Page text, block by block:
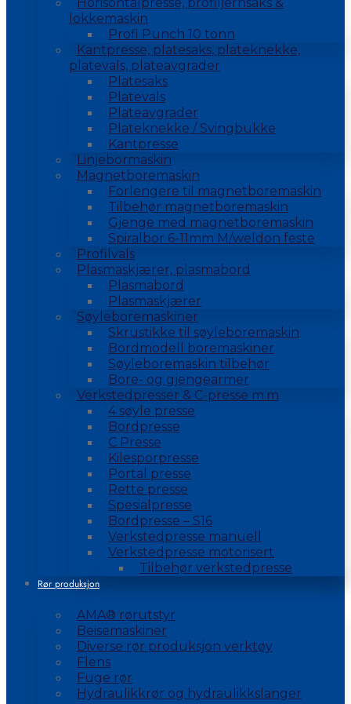
lokkemaskin
Profi Punch 10 tonn
Kantpresse, platesaks, plateknekke,
platevals, plateavgrader
Platesaks
Platevals
Plateavgrader
Plateknekke / Svingbukke
Kantpresse
Linjebormaskin
Magnetboremaskin
Forlengere til magnetboremaskin
Tilbehør magnetboremaskin
Gjenge med magnetboremaskin
Spiralbor 6-11mm M/weldon feste
Profilvals
Plasmaskjærer, plasmabord
Plasmabord
Plasmaskjærer
Søyleboremaskiner
Skrustikke til søyleboremaskin
Bordmodell boremaskiner
Søyleboremaskin tilbehør
Bore- og gjengearmer
Verkstedpresser & C-presse m.m
4 søyle presse
Bordpresse
C Presse
Kilesporpresse
Portal presse
Rette presse
Spesialpresse
Bordpresse – S16
Verkstedpresse manuell
Verkstedpresse motorisert
Tilbehør verkstedpresse
Rør produksjon
AMA® rørutstyr
Beisemaskiner
Diverse rør produksjon verktøy
Flens
Fuge rør
Hydraulikkrør og hydraulikkslanger